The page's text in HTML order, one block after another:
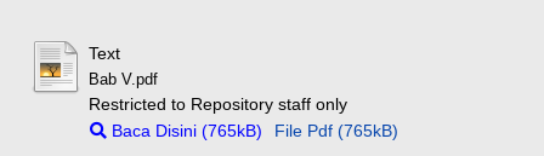
Text
Bab V.pdf
Restricted to Repository staff only
Baca Disini (765kB)
File Pdf (765kB)